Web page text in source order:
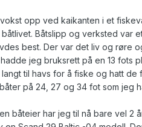
opp ved kaikanten i et
Båtslipp og verksted var
best. Der var det liv og røre
jeg bruksrett på en 13 fots
til havs for å fiske og hatt
på 24, 27 og 34 fot som jeg
båteier har jeg til nå bare vel 2